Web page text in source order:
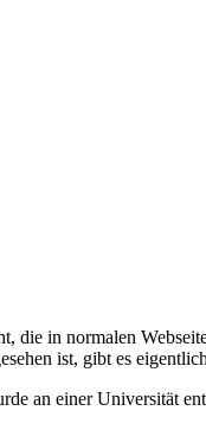
die in normalen
ist, gibt es
an einer Universität